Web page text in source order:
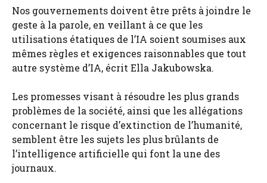
Nos gouvernements doivent être prêts à joindre le
geste à la parole, en veillant à ce que les
utilisations étatiques de l’IA soient soumises aux
mêmes règles et exigences raisonnables que tout
autre système d’IA, écrit Ella Jakubowska.
Les promesses visant à résoudre les plus grands
problèmes de la société, ainsi que les allégations
concernant le risque d’extinction de l’humanité,
semblent être les sujets les plus brûlants de
l’intelligence artificielle qui font la une des
journaux.